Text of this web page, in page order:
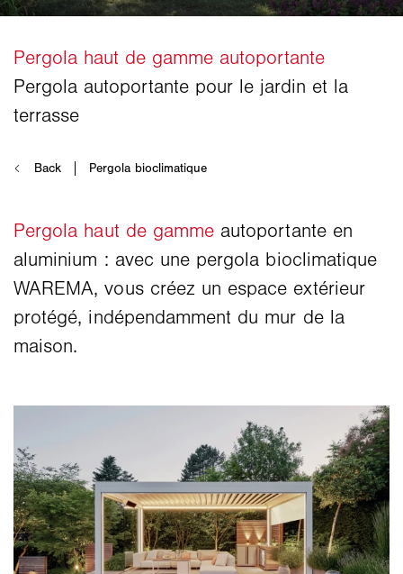
Pergola haut de gamme autoportante en
aluminium : avec une pergola bioclimatique
WAREMA, vous créez un espace extérieur
protégé, indépendamment du mur de la
maison.